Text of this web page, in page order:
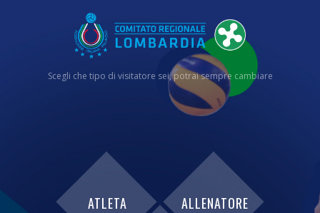
Scegli che tipo di visitatore sei, potrai sempre cambiare
ALLENATORE
ATLETA